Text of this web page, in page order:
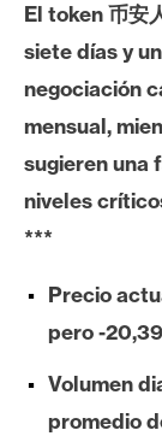
t
c
o
i
h
e
e
u
El token 币安
siete días y
negociación
mensual,
sugieren una
niveles
***
Precio
pero -
Volumen
promedio